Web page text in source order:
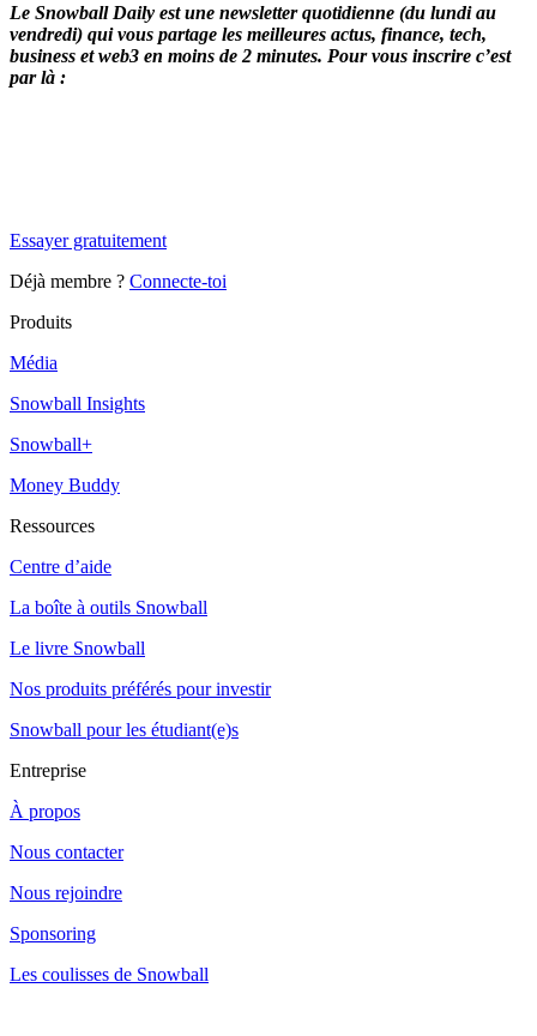
Le Snowball Daily est une newsletter quotidienne (du lundi au
vendredi) qui vous partage les meilleures actus, finance, tech,
business et web3 en moins de 2 minutes. Pour vous inscrire c’est
par là :
Essayer gratuitement
Déjà membre ? Connecte-toi
Produits
Média
Snowball Insights
Snowball+
Money Buddy
Ressources
Centre d’aide
La boîte à outils Snowball
Le livre Snowball
Nos produits préférés pour investir
Snowball pour les étudiant(e)s
Entreprise
À propos
Nous contacter
Nous rejoindre
Sponsoring
Les coulisses de Snowball